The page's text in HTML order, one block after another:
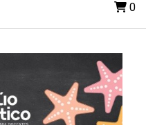
0